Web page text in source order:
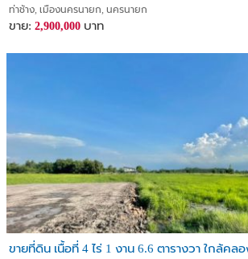
ท่าช้าง, เมืองนครนายก, นครนายก
ขาย: 2,900,000 บาท
ขายที่ดิน เนื้อที่ 4 ไร่ 1 งาน 6.6 ตารางวา ใกล้คล